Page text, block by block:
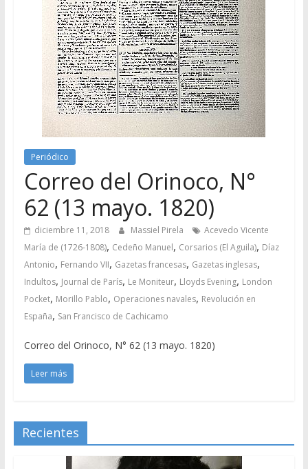
Periódico
Correo del Orinoco, N°
62 (13 mayo. 1820)
diciembre 11, 2018 Massiel Pirela
Acevedo Vicente
María de (1726-1808), Cedeño Manuel, Corsarios (El Aguila), Díaz
Antonio, Fernando VII, Gazetas francesas, Gazetas inglesas,
Indultos, Journal de París, Le Moniteur, Lloyds Evening, London
Pocket, Morillo Pablo, Operaciones navales, Revolución en
España, San Francisco de Cachicamo
Correo del Orinoco, N° 62 (13 mayo. 1820)
Leer más
Recientes